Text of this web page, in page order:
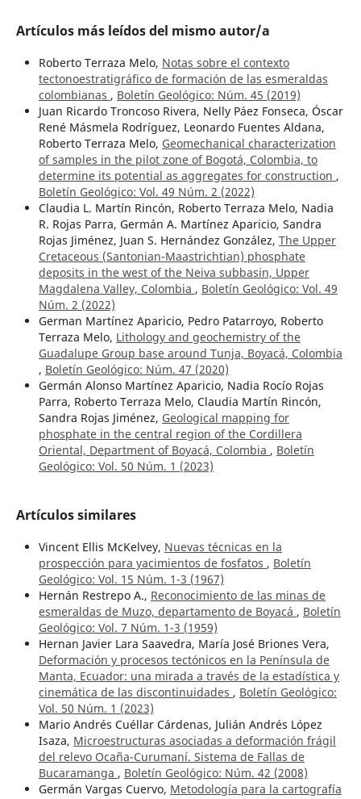
Artículos más leídos del mismo autor/a
Roberto Terraza Melo, Notas sobre el contexto
tectonoestratigráfico de formación de las esmeraldas
colombianas , Boletín Geológico: Núm. 45 (2019)
Juan Ricardo Troncoso Rivera, Nelly Páez Fonseca, Óscar
René Másmela Rodríguez, Leonardo Fuentes Aldana,
Roberto Terraza Melo, Geomechanical characterization
of samples in the pilot zone of Bogotá, Colombia, to
determine its potential as aggregates for construction ,
Boletín Geológico: Vol. 49 Núm. 2 (2022)
Claudia L. Martín Rincón, Roberto Terraza Melo, Nadia
R. Rojas Parra, Germán A. Martínez Aparicio, Sandra
Rojas Jiménez, Juan S. Hernández González, The Upper
Cretaceous (Santonian-Maastrichtian) phosphate
deposits in the west of the Neiva subbasin, Upper
Magdalena Valley, Colombia , Boletín Geológico: Vol. 49
Núm. 2 (2022)
German Martínez Aparicio, Pedro Patarroyo, Roberto
Terraza Melo, Lithology and geochemistry of the
Guadalupe Group base around Tunja, Boyacá, Colombia
, Boletín Geológico: Núm. 47 (2020)
Germán Alonso Martínez Aparicio, Nadia Rocío Rojas
Parra, Roberto Terraza Melo, Claudia Martín Rincón,
Sandra Rojas Jiménez, Geological mapping for
phosphate in the central region of the Cordillera
Oriental, Department of Boyacá, Colombia , Boletín
Geológico: Vol. 50 Núm. 1 (2023)
Artículos similares
Vincent Ellis McKelvey, Nuevas técnicas en la
prospección para yacimientos de fosfatos , Boletín
Geológico: Vol. 15 Núm. 1-3 (1967)
Hernán Restrepo A., Reconocimiento de las minas de
esmeraldas de Muzo, departamento de Boyacá , Boletín
Geológico: Vol. 7 Núm. 1-3 (1959)
Hernan Javier Lara Saavedra, María José Briones Vera,
Deformación y procesos tectónicos en la Península de
Manta, Ecuador: una mirada a través de la estadística y
cinemática de las discontinuidades , Boletín Geológico:
Vol. 50 Núm. 1 (2023)
Mario Andrés Cuéllar Cárdenas, Julián Andrés López
Isaza, Microestructuras asociadas a deformación frágil
del relevo Ocaña-Curumaní. Sistema de Fallas de
Bucaramanga , Boletín Geológico: Núm. 42 (2008)
Germán Vargas Cuervo, Metodología para la cartografía